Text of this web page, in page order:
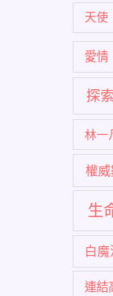
天使
愛情
探
林一
權
生
白魔
連結